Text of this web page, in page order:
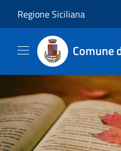
Regione Siciliana
Comune